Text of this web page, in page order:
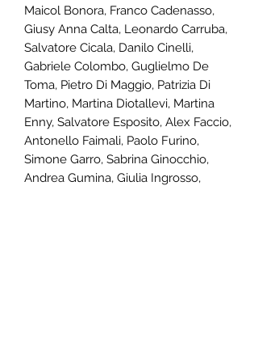
Maicol Bonora, Franco Cadenasso,
Giusy Anna Calta, Leonardo Carruba,
Salvatore Cicala, Danilo Cinelli,
Gabriele Colombo, Guglielmo De
Toma, Pietro Di Maggio, Patrizia Di
Martino, Martina Diotallevi, Martina
Enny, Salvatore Esposito, Alex Faccio,
Antonello Faimali, Paolo Furino,
Simone Garro, Sabrina Ginocchio,
Andrea Gumina, Giulia Ingrosso,